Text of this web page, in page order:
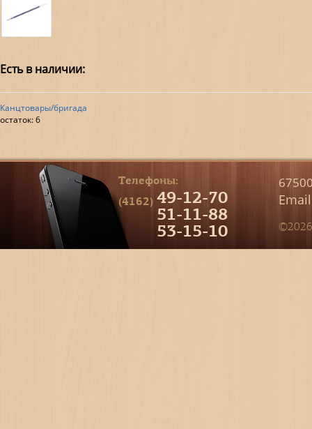
Есть в наличии:
Канцтовары/бригада
остаток:6
Телефоны:
(4162) 49-12-70
51-11-88
53-15-10